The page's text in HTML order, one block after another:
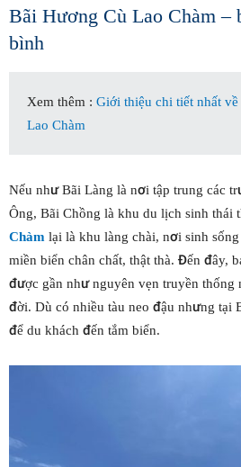
Bãi Hương Cù Lao Chàm –
bình
Xem thêm : Giới thiệu chi tiết nhất
Lao Chàm
Nếu như Bãi Làng là nơi tập trung các
Ông, Bãi Chồng là khu du lịch sinh thái
Chàm lại là khu làng chài, nơi sinh
miền biển chân chất, thật thà. Đến đây,
được gần như nguyên vẹn truyền thống
đời. Dù có nhiều tàu neo đậu nhưng tại
để du khách đến tắm biển.